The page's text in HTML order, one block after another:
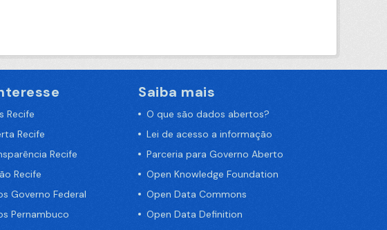
Recife
Recife
Recife
Recife
Governo Federal
Pernambuco
Saiba mais
O que são dados abertos?
Lei de acesso a informação
Parceria para Governo Aberto
Open Knowledge Foundation
Open Data Commons
Open Data Definition